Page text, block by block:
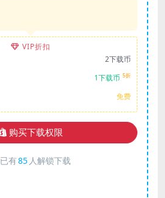
VIP折扣
2下载币
1下载币 5折
免费
购买下载权限
已有85 人解锁下载